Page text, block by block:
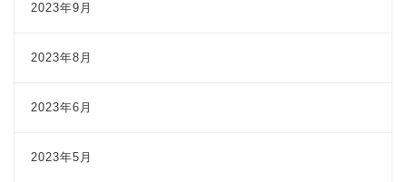
2023年9月
2023年8月
2023年6月
2023年5月